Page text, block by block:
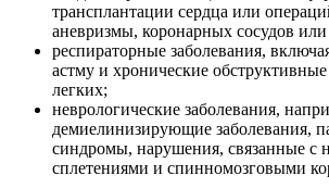
трансплантации сердца или
аневризмы, коронарных сосудов
респираторные заболевания,
астму и хронические обструктивные
легких;
неврологические заболевания,
демиелинизирующие заболевания,
синдромы, нарушения, связанные с
сплетениями и спинномозговыми